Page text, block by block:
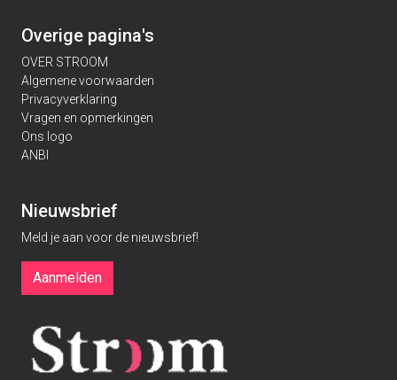
Overige pagina's
OVER STROOM
Algemene voorwaarden
Privacyverklaring
Vragen en opmerkingen
Ons logo
ANBI
Nieuwsbrief
Meld je aan voor de nieuwsbrief!
Aanmelden